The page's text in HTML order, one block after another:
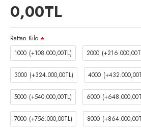
0,00TL
Rattan Kilo
1000 (+108.000,00TL) 2000
3000 (+324.000,00TL) 4000
5000 (+540.000,00TL) 6000
7000 (+756.000,00TL) 8000